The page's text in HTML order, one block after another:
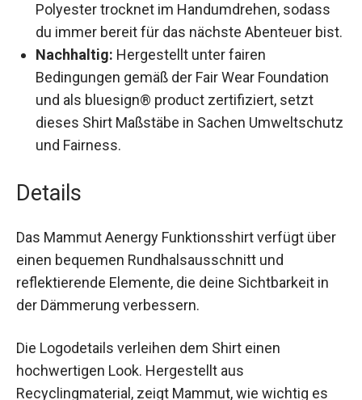
Polyester trocknet im Handumdrehen, sodass
du immer bereit für das nächste Abenteuer
bist.
Nachhaltig:Hergestellt unter fairen
Bedingungen gemäß der Fair Wear Foundation
und als bluesign® product zertifiziert, setzt
dieses Shirt Maßstäbe in Sachen
Details
Das Mammut Aenergy Funktionsshirt verfügt
über einen bequemen Rundhalsausschnitt und
reflektierende Elemente, die deine Sichtbarkeit in
der Dämmerung verbessern.
Die Logodetails verleihen dem Shirt einen